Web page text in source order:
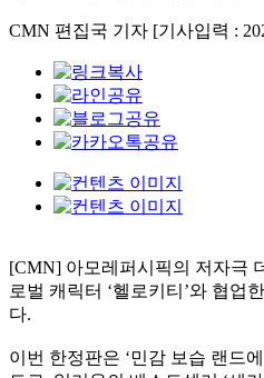
CMN 편집국 기자 [기사입력 :
[CMN] 아모레퍼시픽의 저자극
로벌 캐릭터 ‘헬로키티’와 협업
다.
이번 한정판은 ‘민감 보습 랜드